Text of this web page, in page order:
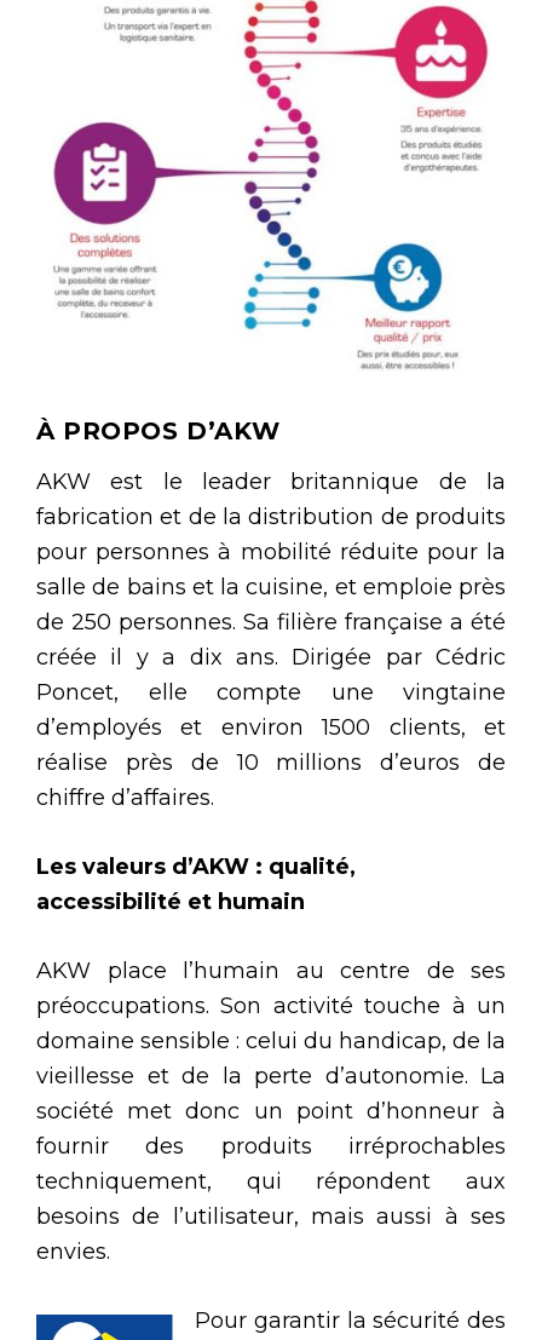
À PROPOS D’AKW
AKW est le leader britannique de la
fabrication et de la distribution de produits
pour personnes à mobilité réduite pour la
salle de bains et la cuisine, et emploie près
de 250 personnes. Sa filière française a été
créée il y a dix ans. Dirigée par Cédric
Poncet, elle compte une vingtaine
d’employés et environ 1500 clients, et
réalise près de 10 millions d’euros de
chiffre d’affaires.
Les valeurs d’AKW : qualité,
accessibilité et humain
AKW place l’humain au centre de ses
préoccupations. Son activité touche à un
domaine sensible : celui du handicap, de la
vieillesse et de la perte d’autonomie. La
société met donc un point d’honneur à
fournir des produits irréprochables
techniquement, qui répondent aux
besoins de l’utilisateur, mais aussi à ses
envies.
Pour garantir la sécurité des